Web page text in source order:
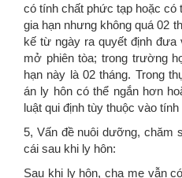
có tính chất phức tạp hoặc
gia hạn nhưng không quá 02
kế từ ngày ra quyết định
mở phiên tòa; trong trường
hạn này là 02 tháng. Trong
án ly hôn có thể ngắn hơn
luật qui định tùy thuộc vào
5, Vấn đề nuôi dưỡng, chăm
cái sau khi ly hôn:
Sau khi ly hôn, cha mẹ vẫn